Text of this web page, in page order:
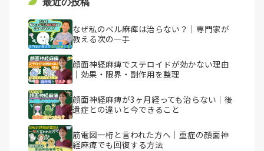
なぜ私のベル麻痺は治らない？｜専門家が
教える次の一手
顔面神経麻痺でステロイドが効かない理由
｜効果・限界・副作用を整理
顔面神経麻痺が3ヶ月経っても治らない｜後
遺症との違いと今できること
筋電図一桁と言われた方へ｜重症の顔面神
経麻痺でも回復する方法